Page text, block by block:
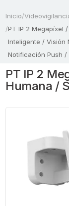
Inicio/
/PT IP 2 Megapíxel
Inteligente / Visión
Notificación Push /
PT IP 2
Humana /